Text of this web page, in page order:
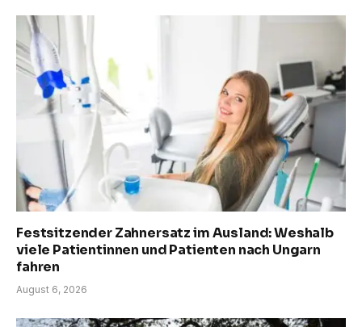
Festsitzender Zahnersatz im Ausland: Weshalb
viele Patientinnen und Patienten nach Ungarn
fahren
August 6, 2026